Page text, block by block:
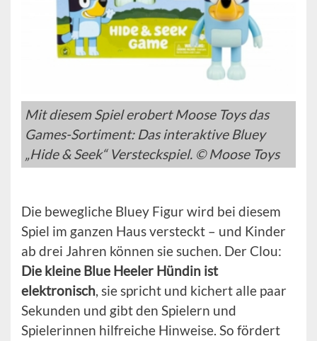
Mit diesem Spiel erobert Moose Toys das
Games-Sortiment: Das interaktive Bluey
„Hide & Seek“ Versteckspiel. © Moose Toys
Die bewegliche Bluey Figur wird bei diesem
Spiel im ganzen Haus versteckt – und Kinder
ab drei Jahren können sie suchen. Der Clou:
Die kleine Blue Heeler Hündin ist
elektronisch, sie spricht und kichert alle paar
Sekunden und gibt den Spielern und
Spielerinnen hilfreiche Hinweise. So fördert